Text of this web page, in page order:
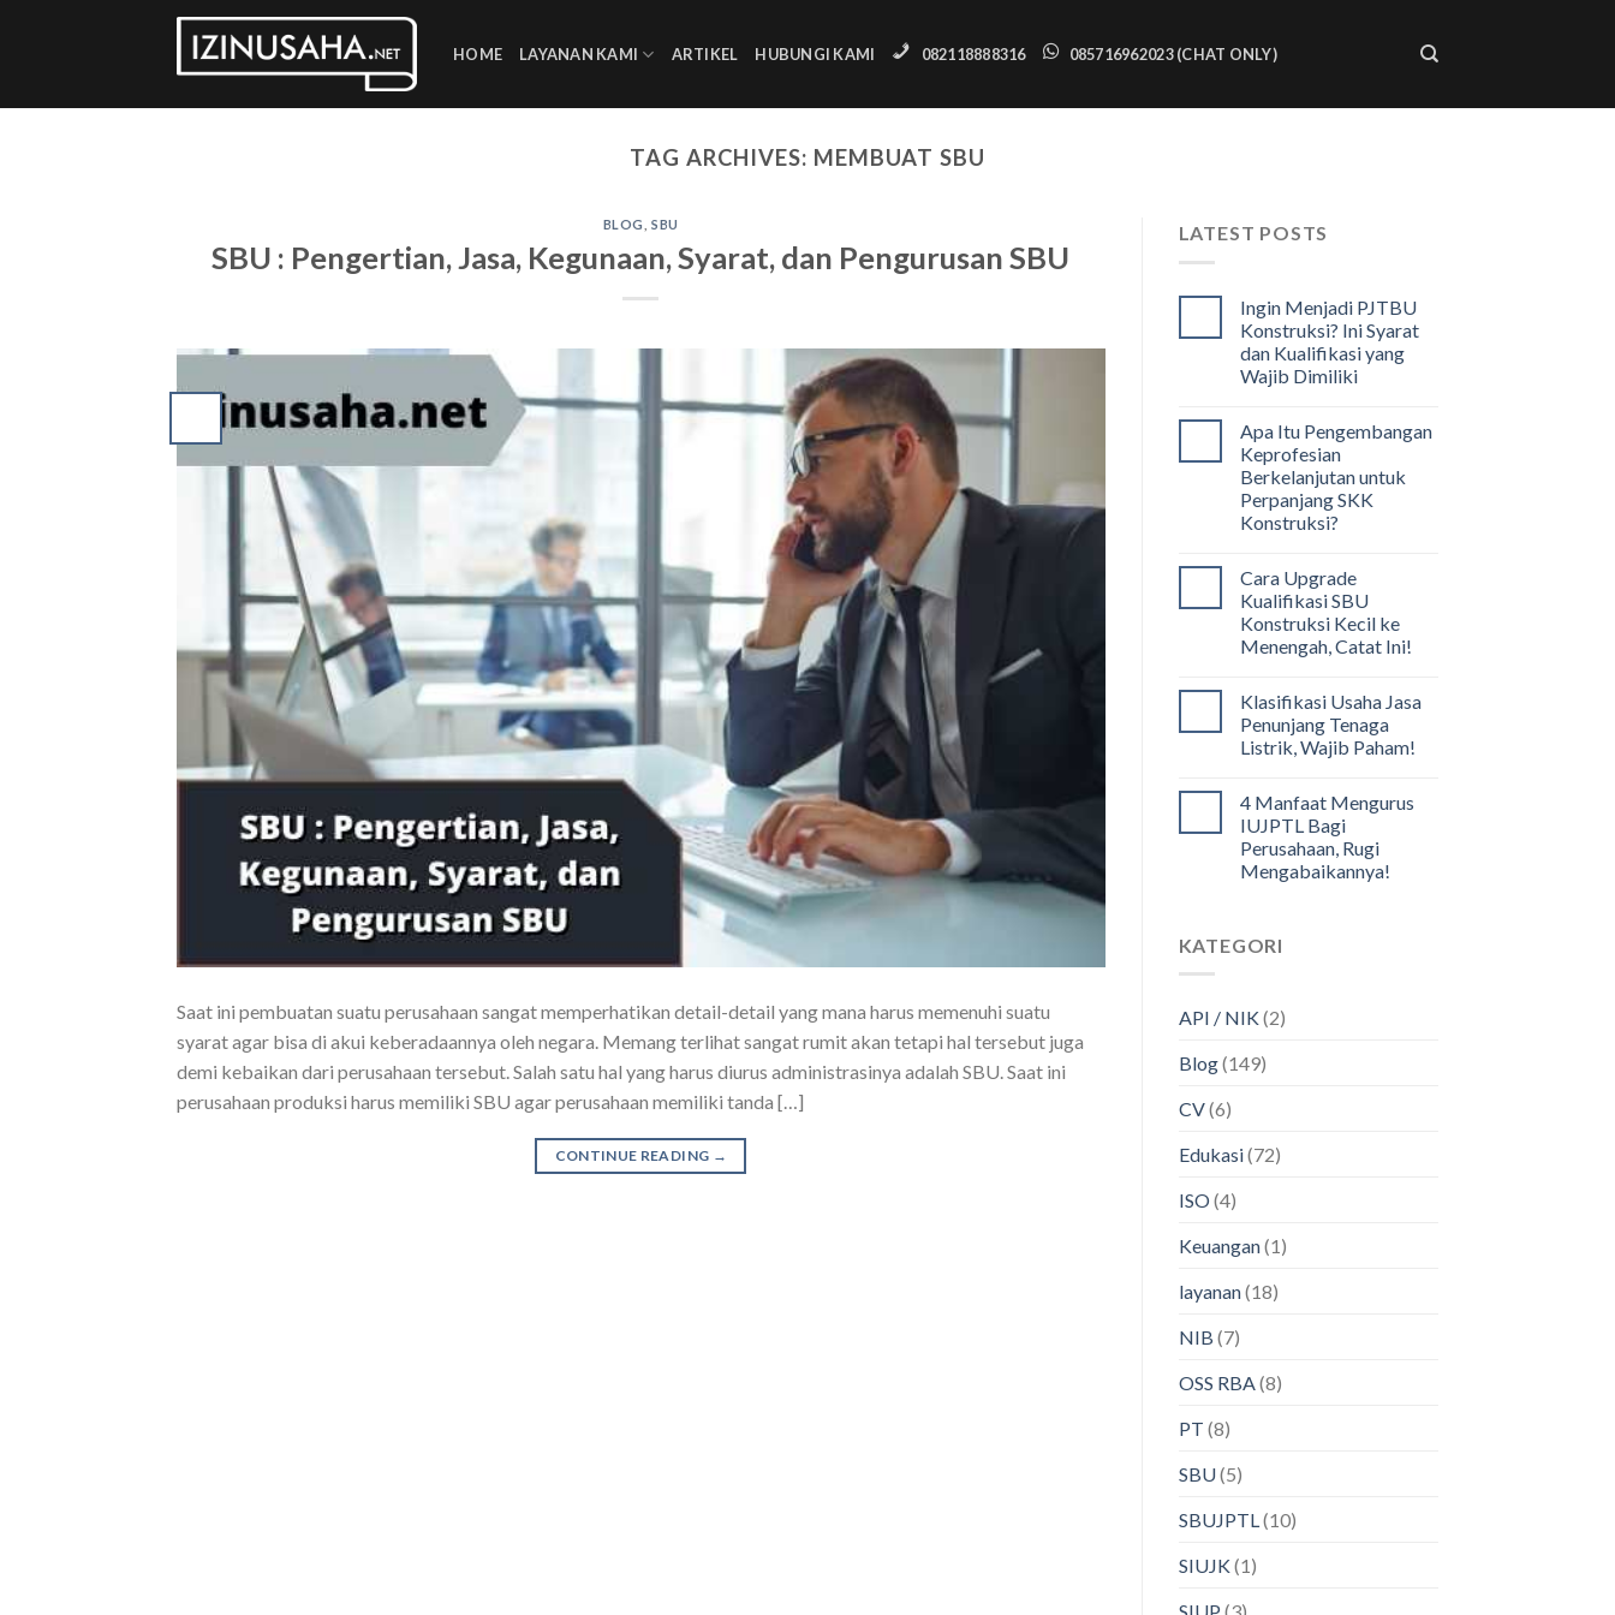
HOME LAYANAN KAMI ARTIKEL HUBUNGI KAMI 082118888316 085716962023 (CHAT ONLY)
TAG ARCHIVES: MEMBUAT SBU
BLOG ,SBU
SBU : Pengertian, Jasa, Kegunaan, Syarat, dan Pengurusan SBU
Saat ini pembuatan suatu perusahaan sangat memperhatikan detail-detail yang mana harus memenuhi suatu
syarat agar bisa di akui keberadaannya oleh negara. Memang terlihat sangat rumit akan tetapi hal tersebut juga
demi kebaikan dari perusahaan tersebut. Salah satu hal yang harus diurus administrasinya adalah SBU. Saat ini
perusahaan produksi harus memiliki SBU agar perusahaan memiliki tanda […]
CONTINUE READING →
LATEST POSTS
Ingin Menjadi PJTBU
Konstruksi? Ini Syarat
dan Kualifikasi yang
Wajib Dimiliki
Apa Itu Pengembangan
Keprofesian
Berkelanjutan untuk
Perpanjang SKK
Konstruksi?
Cara Upgrade
Kualifikasi SBU
Konstruksi Kecil ke
Menengah, Catat Ini!
Klasifikasi Usaha Jasa
Penunjang Tenaga
Listrik, Wajib Paham!
4 Manfaat Mengurus
IUJPTL Bagi
Perusahaan, Rugi
Mengabaikannya!
KATEGORI
API / NIK(2)
Blog(149)
CV(6)
Edukasi(72)
ISO(4)
Keuangan(1)
layanan(18)
NIB (7)
OSS RBA(8)
PT (8)
SBU(5)
SBUJPTL(10)
SIUJK(1)